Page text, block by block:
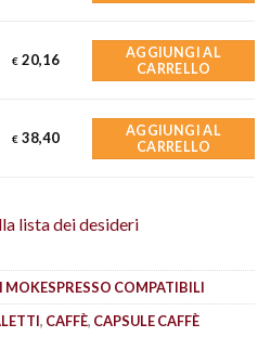
€ 20,16
AGGIUNGI AL
CARRELLO
€ 38,40
AGGIUNGI AL
CARRELLO
lista dei desideri
MOKESPRESSO COMPATIBILI
, CAFFÈ, CAPSULE CAFFÈ